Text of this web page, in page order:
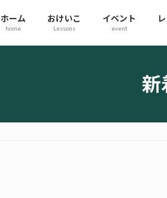
ホーム
home
おけいこ
Lessons
イベント
event
新